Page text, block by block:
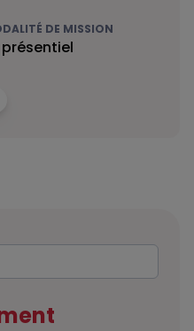
DE MISSION
présentiel